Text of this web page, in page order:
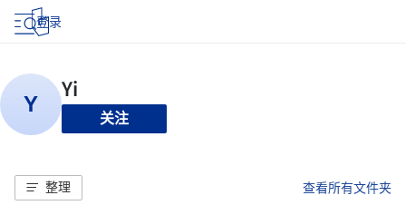
登录
关注
整理 查看所有文件夹